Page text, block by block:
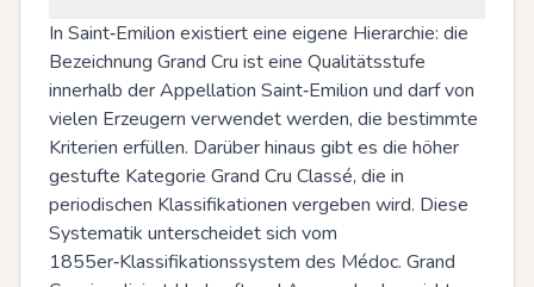
In Saint‑Emilion existiert eine eigene Hierarchie: die
Bezeichnung Grand Cru ist eine Qualitätsstufe
innerhalb der Appellation Saint‑Emilion und darf von
vielen Erzeugern verwendet werden, die bestimmte
Kriterien erfüllen. Darüber hinaus gibt es die höher
gestufte Kategorie Grand Cru Classé, die in
periodischen Klassifikationen vergeben wird. Diese
Systematik unterscheidet sich vom
1855er‑Klassifikationssystem des Médoc. Grand